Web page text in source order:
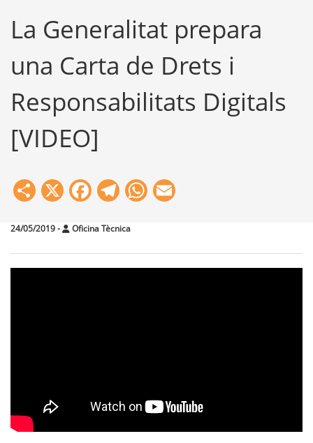
Eines
La Generalitat prepara
una Carta de Drets i
Responsabilitats Digitals
[VIDEO]
Share
X Facebook
Telegram
WhatsApp
24/05/2019- Oficina Tècnica